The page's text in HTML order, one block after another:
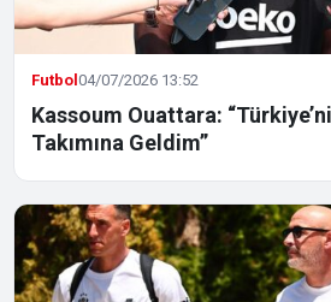
Futbol04/07/2026 13:52
Kassoum Ouattara:
Takımına Geldim”